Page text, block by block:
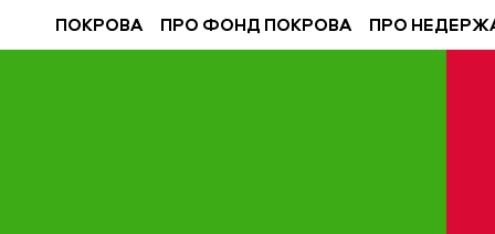
ПОКРОВА ПРО ФОНД ПОКРОВА ПРО